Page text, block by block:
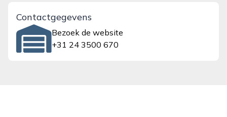
Contactgegevens
Bezoek de website
+31 24 3500 670